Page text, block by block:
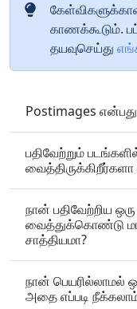
காணக்கூடும்.
தயவுசெய்து
Postimages
பதிவேற்றும்
நான் பதிவேற்றிய
வைத்துக்கொண்டு
சாத்தியமா?
நான் பெயரில்லாமல்
அதை எப்படி